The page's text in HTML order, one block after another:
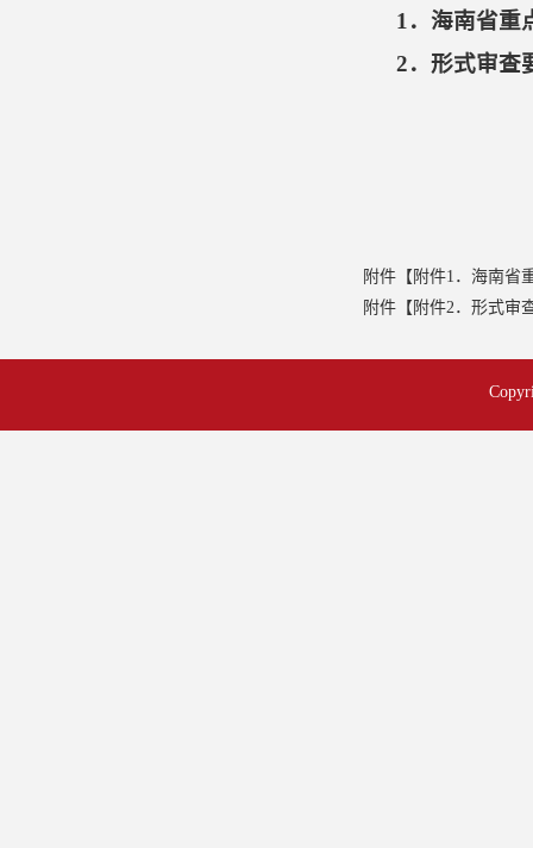
1．海南省重
2．形式审查
附件【 附件1．海南省
附件【 附件2．形式审